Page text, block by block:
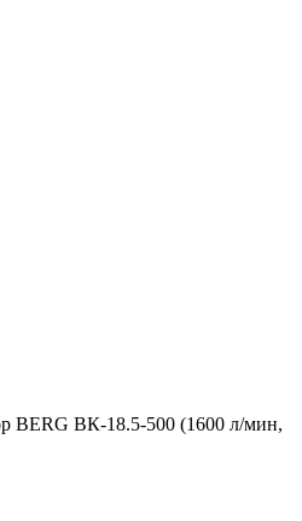
BERG ВК-18.5-500 (1600 л/мин,